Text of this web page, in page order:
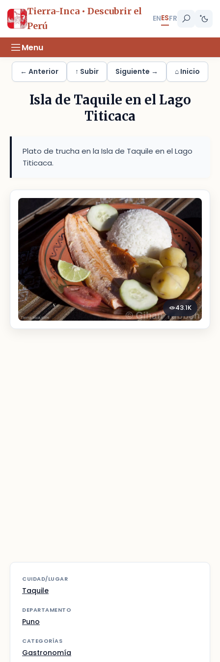
Tierra-Inca • Descubrir el
Perú
ENESFR
Menu
← Anterior ↑ Subir Siguiente → ⌂ Inicio
Isla de Taquile en el Lago
Titicaca
Plato de trucha en la Isla de Taquile en el Lago
Titicaca.
43.1K
CUIDAD/LUGAR
Taquile
DEPARTAMENTO
Puno
CATEGORÍAS
Gastronomía